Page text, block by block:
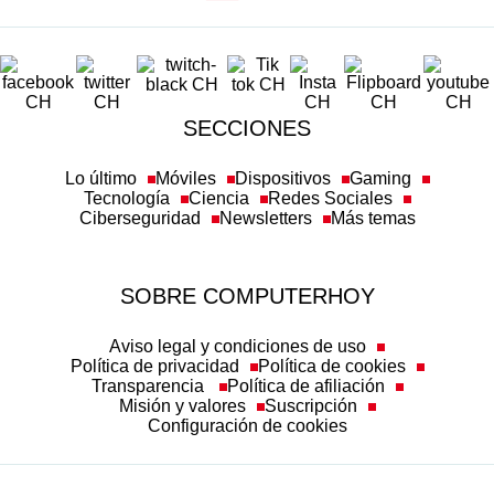
SECCIONES
Lo último Móviles Dispositivos
Gaming
Tecnología
Ciencia
Redes Sociales
Ciberseguridad
Newsletters Más temas
SOBRE COMPUTERHOY
Aviso legal y condiciones de uso
Política de privacidad
Política de cookies
Transparencia
Política de afiliación
Misión y valores
Suscripción
Configuración de cookies